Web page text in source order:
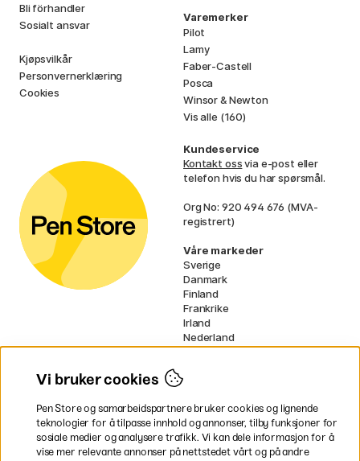
Bli förhandler
Sosialt ansvar
Kjøpsvilkår
Personvernerklæring
Cookies
Varemerker
Pilot
Lamy
Faber-Castell
Posca
Winsor & Newton
Vis alle (160)
Kundeservice
Kontakt ossvia e-post eller
telefon hvis du har spørsmål.
Org No: 920 494 676 (MVA-
registrert)
Våre markeder
Sverige
Danmark
Finland
Frankrike
Irland
Nederland
Tyskland
* Spesifikkefraktvilkårgjelder for
voluminøse varer.
Vi bruker cookies
Pen Store og samarbeidspartnere bruker cookies og lignende
teknologier for å tilpasse innhold og annonser, tilby funksjoner for
sosiale medier og analysere trafikk. Vi kan dele informasjon for å
vise mer relevante annonser på nettstedet vårt og på andre